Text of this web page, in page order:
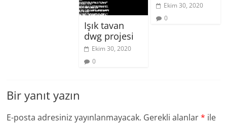
Işık tavan
dwg projesi
Ekim 30, 2020
0
Ekim 30, 2020
0
Bir yanıt yazın
E-posta adresiniz yayınlanmayacak. Gerekli alanlar* ile